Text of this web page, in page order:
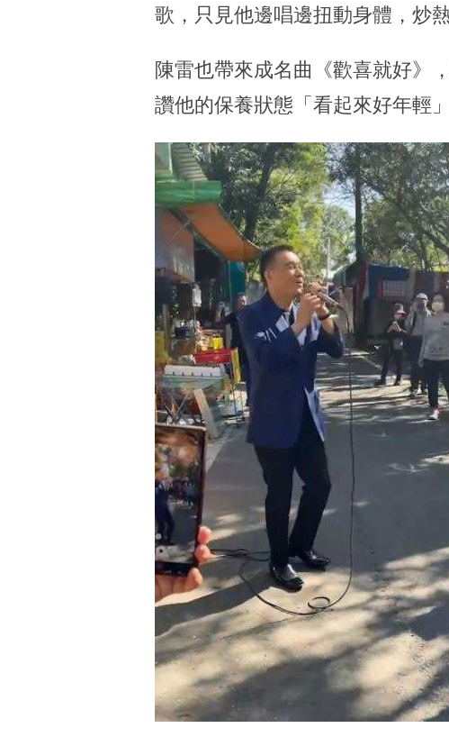
歌，只見他邊唱邊扭動身體，炒
陳雷也帶來成名曲《歡喜就好》
讚他的保養狀態「看起來好年輕」